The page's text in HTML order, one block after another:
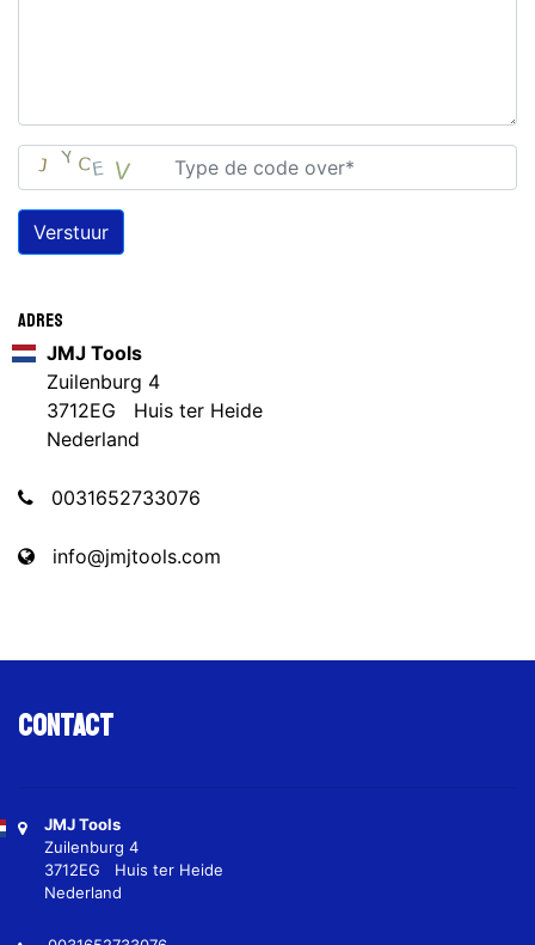
Verstuur
Adres
JMJ Tools
Zuilenburg 4
3712EG Huis ter Heide
Nederland
0031652733076
info@jmjtools.com
Contact
JMJ Tools
Zuilenburg 4
3712EG Huis ter Heide
Nederland